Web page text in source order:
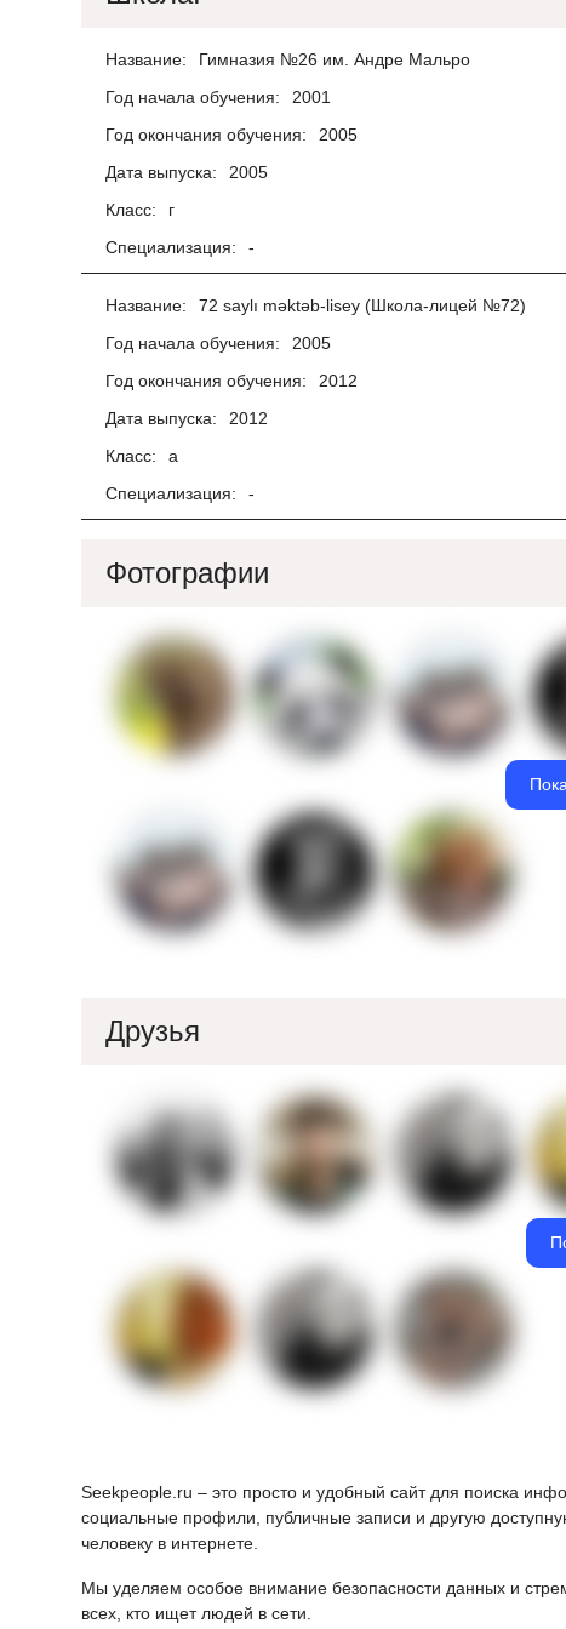
Название:
Гимназия №26 им. Андре Мальро
Год начала обучения:
2001
Год окончания обучения:
2005
Дата выпуска:
2005
Класс:
г
Специализация:
-
Название:
72 saylı məktəb-lisey (Школа-лицей №72)
Год начала обучения:
2005
Год окончания обучения:
2012
Дата выпуска:
2012
Класс:
а
Специализация:
-
Фотографии
Друзья
Seekpeople.ru – это просто и удобный сайт для поиска
социальные профили, публичные записи и другую
человеку в интернете.
Мы уделяем особое внимание безопасности данных и
всех, кто ищет людей в сети.